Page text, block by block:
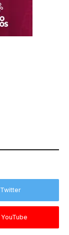
Twitter
YouTube